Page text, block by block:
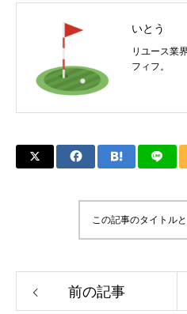
いとう
リユース業
フィフ。
この記事のタイトル
前の記事